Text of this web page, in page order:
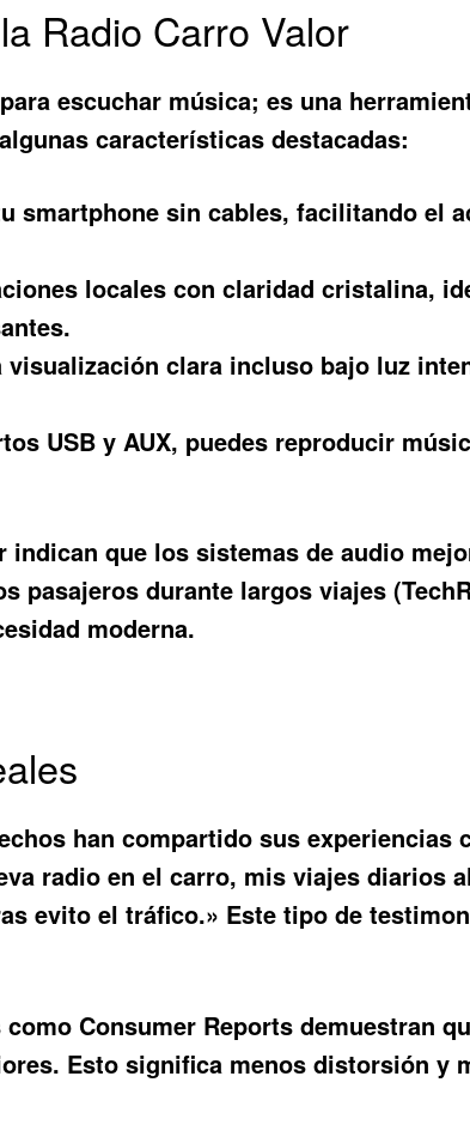
Radio Carro Valor
escuchar música; es una
características destacadas:
smartphone sin cables, facilitando el
locales con claridad cristalina,
visualización clara incluso bajo luz
USB y AUX, puedes reproducir
que los sistemas de audio
durante largos viajes
moderna.
han compartido sus experiencias
radio en el carro, mis viajes diarios
evito el tráfico.» Este tipo de
Consumer Reports demuestran
Esto significa menos distorsión y